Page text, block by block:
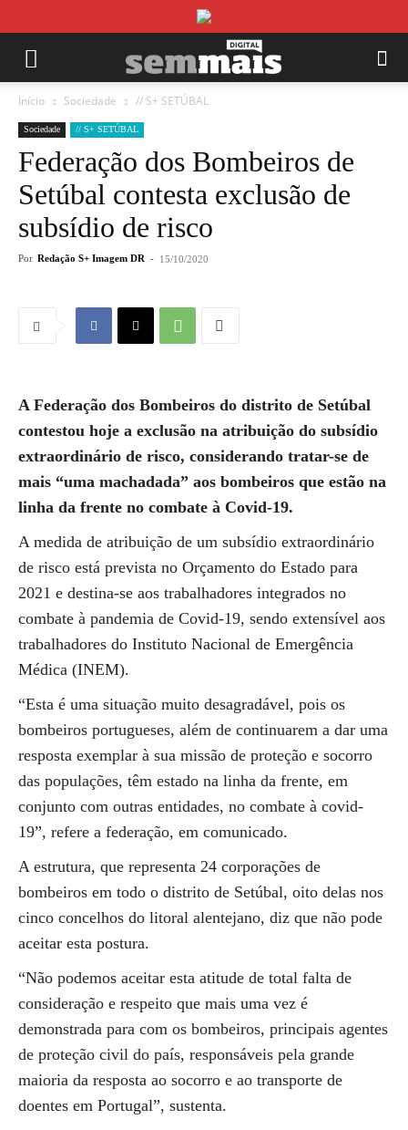
Início Sociedade // S+ SETÚBAL
Sociedade // S+ SETÚBAL
Federação dos Bombeiros de
Setúbal contesta exclusão de
subsídio de risco
Por Redação S+ Imagem DR - 15/10/2020
A Federação dos Bombeiros do distrito de Setúbal
contestou hoje a exclusão na atribuição do subsídio
extraordinário de risco, considerando tratar-se de
mais “uma machadada” aos bombeiros que estão na
linha da frente no combate à Covid-19.
A medida de atribuição de um subsídio extraordinário
de risco está prevista no Orçamento do Estado para
2021 e destina-se aos trabalhadores integrados no
combate à pandemia de Covid-19, sendo extensível aos
trabalhadores do Instituto Nacional de Emergência
Médica (INEM).
“Esta é uma situação muito desagradável, pois os
bombeiros portugueses, além de continuarem a dar uma
resposta exemplar à sua missão de proteção e socorro
das populações, têm estado na linha da frente, em
conjunto com outras entidades, no combate à covid-
19”, refere a federação, em comunicado.
A estrutura, que representa 24 corporações de
bombeiros em todo o distrito de Setúbal, oito delas nos
cinco concelhos do litoral alentejano, diz que não pode
aceitar esta postura.
“Não podemos aceitar esta atitude de total falta de
consideração e respeito que mais uma vez é
demonstrada para com os bombeiros, principais agentes
de proteção civil do país, responsáveis pela grande
maioria da resposta ao socorro e ao transporte de
doentes em Portugal”, sustenta.